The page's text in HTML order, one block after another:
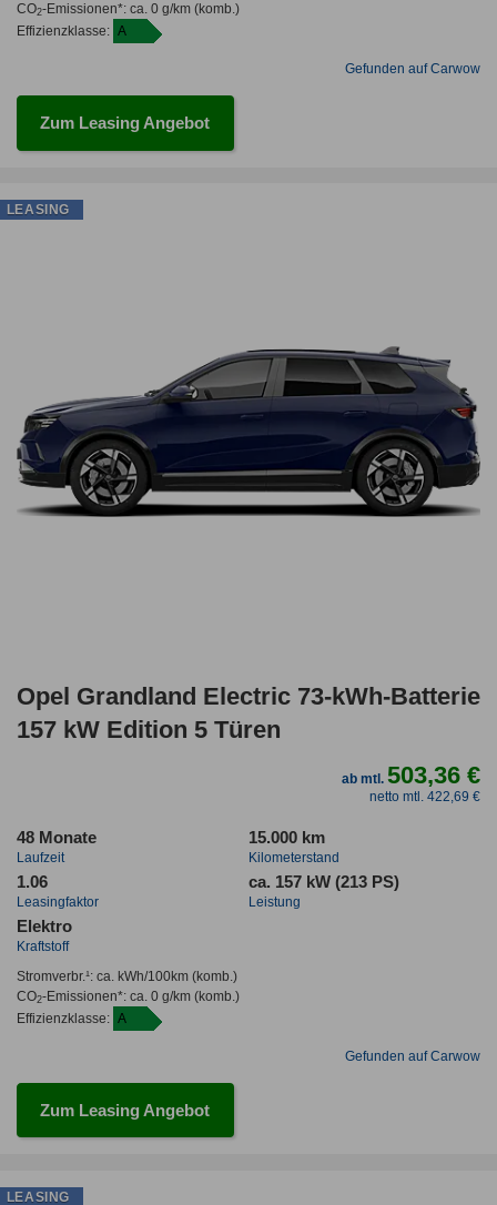
CO2-Emissionen*: ca. 0 g/km(komb.)
Effizienzklasse: A
Gefunden auf Carwow
Zum Leasing Angebot
Opel Grandland Electric 73-kWh-Batterie
157 kW Edition 5 Türen
ab mtl.503,36 €
netto mtl. 422,69 €
48 Monate
Laufzeit
15.000 km
Kilometerstand
1.06
Leasingfaktor
ca. 157 kW (213 PS)
Leistung
Elektro
Kraftstoff
Stromverbr.¹: ca. kWh/100km(komb.)
CO2-Emissionen*: ca. 0 g/km(komb.)
Effizienzklasse: A
Gefunden auf Carwow
Zum Leasing Angebot
LEASING
LEASING